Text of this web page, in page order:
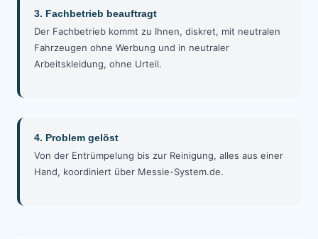
3. Fachbetrieb beauftragt
Der Fachbetrieb kommt zu Ihnen, diskret, mit neutralen
Fahrzeugen ohne Werbung und in neutraler
Arbeitskleidung, ohne Urteil.
4. Problem gelöst
Von der Entrümpelung bis zur Reinigung, alles aus einer
Hand, koordiniert über Messie-System.de.